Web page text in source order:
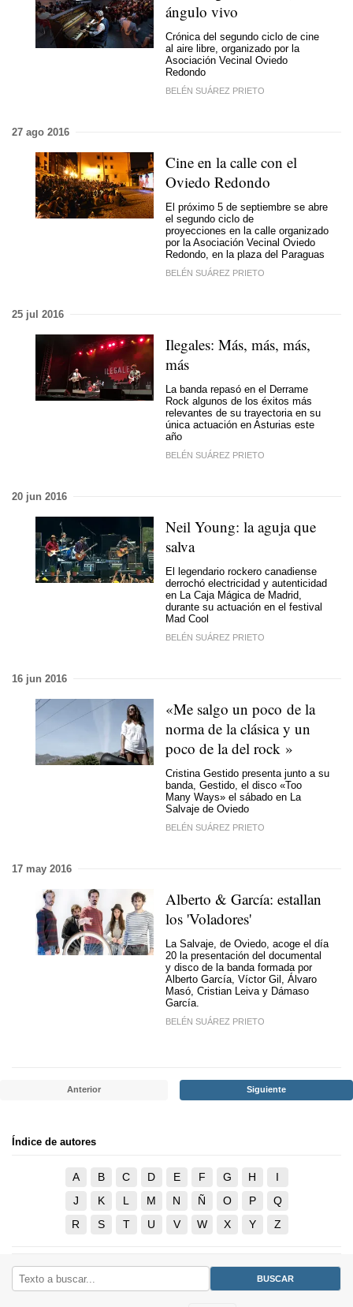
ángulo vivo
Crónica del segundo ciclo de cine
al aire libre, organizado por la
Asociación Vecinal Oviedo
Redondo
BELÉN SUÁREZ PRIETO
27 ago 2016
Cine en la calle con el
Oviedo Redondo
El próximo 5 de septiembre se abre
el segundo ciclo de
proyecciones en la calle organizado
por la Asociación Vecinal Oviedo
Redondo, en la plaza del Paraguas
BELÉN SUÁREZ PRIETO
25 jul 2016
Ilegales: Más, más, más,
más
La banda repasó en el Derrame
Rock algunos de los éxitos más
relevantes de su trayectoria en su
única actuación en Asturias este
año
BELÉN SUÁREZ PRIETO
20 jun 2016
Neil Young: la aguja que
salva
El legendario rockero canadiense
derrochó electricidad y autenticidad
en La Caja Mágica de Madrid,
durante su actuación en el festival
Mad Cool
BELÉN SUÁREZ PRIETO
16 jun 2016
«Me salgo un poco de la
norma de la clásica y un
poco de la del rock »
Cristina Gestido presenta junto a su
banda, Gestido, el disco «Too
Many Ways» el sábado en La
Salvaje de Oviedo
BELÉN SUÁREZ PRIETO
17 may 2016
Alberto & García: estallan
los 'Voladores'
La Salvaje, de Oviedo, acoge el día
20 la presentación del documental
y disco de la banda formada por
Alberto García, Víctor Gil, Álvaro
Masó, Cristian Leiva y Dámaso
García.
BELÉN SUÁREZ PRIETO
Anterior Siguiente
Índice de autores
A B C D E F G H
I
J
K L M N Ñ O P
Q
R
S T U V W X Y Z